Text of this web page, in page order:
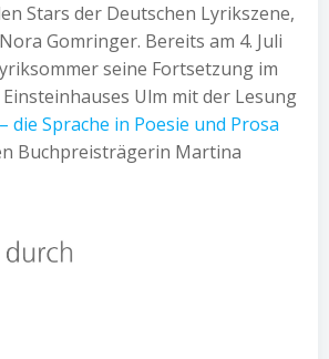
Stars der Deutschen Lyrikszene,
Gomringer. Bereits am 4. Juli
seine Fortsetzung im
Ulm mit der Lesung
die Sprache in Poesie und Prosa
Buchpreisträgerin Martina